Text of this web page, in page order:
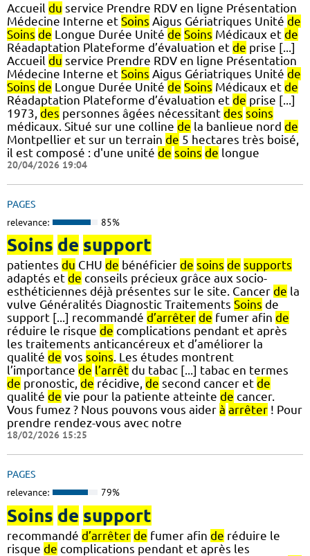
Accueil du service Prendre RDV en ligne Présentation
Médecine Interne et Soins Aigus Gériatriques Unité de
Soins de Longue Durée Unité de Soins Médicaux et de
Réadaptation Plateforme d’évaluation et de prise [...]
Accueil du service Prendre RDV en ligne Présentation
Médecine Interne et Soins Aigus Gériatriques Unité de
Soins de Longue Durée Unité de Soins Médicaux et de
Réadaptation Plateforme d’évaluation et de prise [...]
1973, des personnes âgées nécessitant des soins
médicaux. Situé sur une colline de la banlieue nord de
Montpellier et sur un terrain de 5 hectares très boisé,
il est composé : d'une unité de soins de longue
20/04/2026 19:04
PAGES
relevance: 85%
Soins de support
patientes du CHU de bénéficier de soins de supports
adaptés et de conseils précieux grâce aux socio-
esthéticiennes déjà présentes sur le site. Cancer de la
vulve Généralités Diagnostic Traitements Soins de
support [...] recommandé d’arrêter de fumer afin de
réduire le risque de complications pendant et après
les traitements anticancéreux et d’améliorer la
qualité de vos soins. Les études montrent
l’importance de l’arrêt du tabac [...] tabac en termes
de pronostic, de récidive, de second cancer et de
qualité de vie pour la patiente atteinte de cancer.
Vous fumez ? Nous pouvons vous aider à arrêter ! Pour
prendre rendez-vous avec notre
18/02/2026 15:25
PAGES
relevance: 79%
Soins de support
recommandé d’arrêter de fumer afin de réduire le
risque de complications pendant et après les